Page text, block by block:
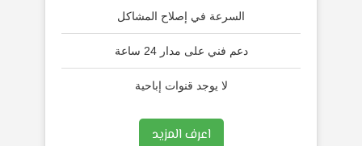
السرعة في إصلاح المشاكل
دعم فني على مدار 24 ساعة
لا يوجد قنوات إباحية
اعرف المزيد